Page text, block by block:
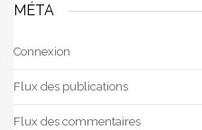
MÉTA
Connexion
Flux des publications
Flux des commentaires